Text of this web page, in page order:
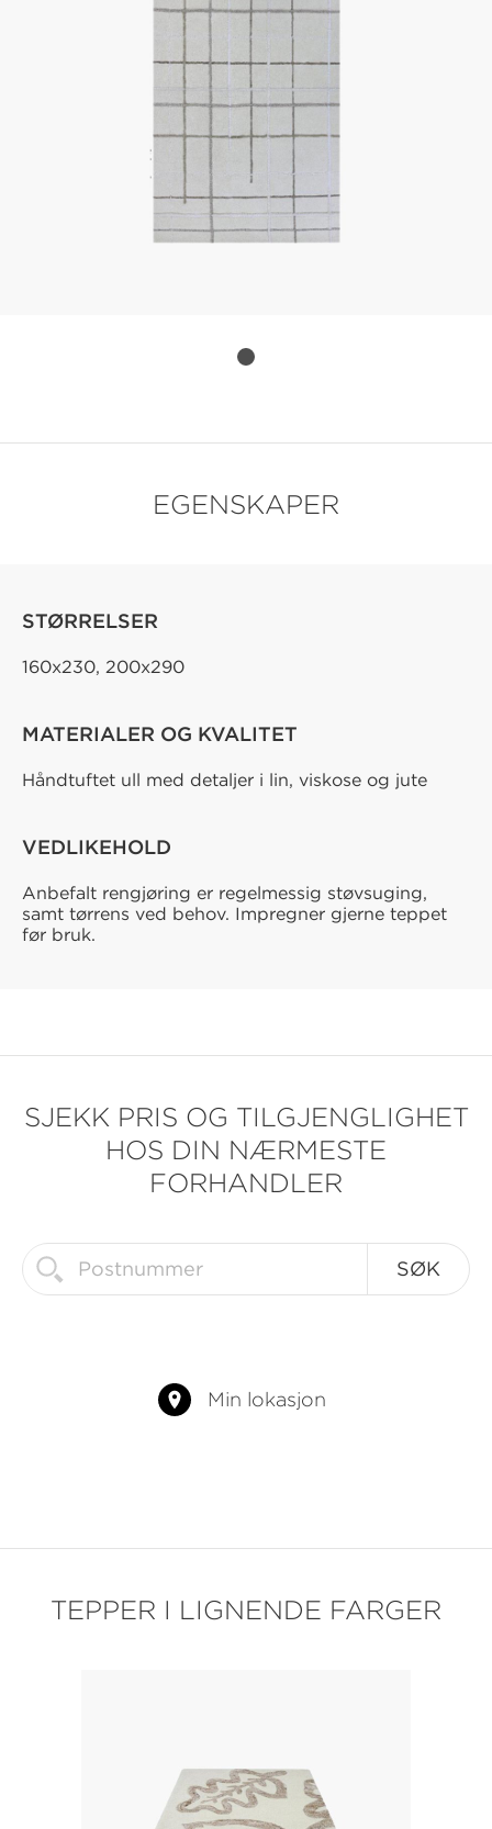
EGENSKAPER
STØRRELSER
160x230, 200x290
MATERIALER OG KVALITET
Håndtuftet ull med detaljer i lin, viskose og jute
VEDLIKEHOLD
Anbefalt rengjøring er regelmessig støvsuging,
samt tørrens ved behov. Impregner gjerne teppet
før bruk.
SJEKK PRIS OG TILGJENGLIGHET
HOS DIN NÆRMESTE
FORHANDLER
Min lokasjon
TEPPER I LIGNENDE FARGER